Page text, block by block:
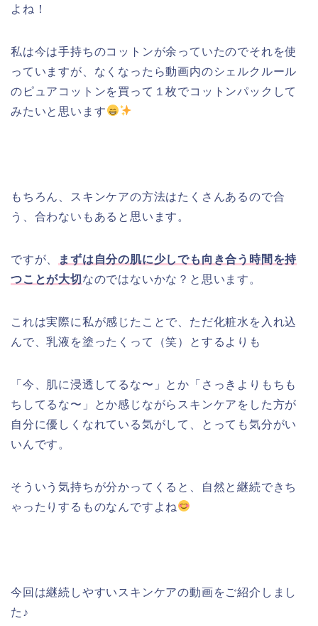
よね！
私は今は手持ちのコットンが余っていたのでそれを使
っていますが、なくなったら動画内のシェルクルール
のピュアコットンを買って１枚でコットンパックして
みたいと思います
もちろん、スキンケアの方法はたくさんあるので合
う、合わないもあると思います。
ですが、
まずは自分の肌に少しでも向き合う時間を持
つことが大切 なのではないかな？と思います。
これは実際に私が感じたことで、ただ化粧水を入れ込
んで、乳液を塗ったくって（笑）とするよりも
「今、肌に浸透してるな〜」とか「さっきよりもちも
ちしてるな〜」とか感じながらスキンケアをした方が
自分に優しくなれている気がして、とっても気分がい
いんです。
そういう気持ちが分かってくると、自然と継続できち
ゃったりするものなんですよね
今回は継続しやすいスキンケアの動画をご紹介しまし
た♪